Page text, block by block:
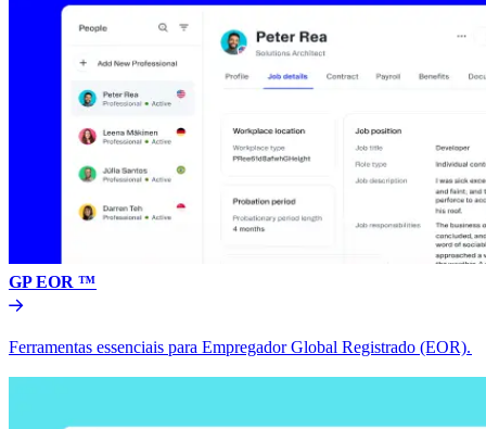
GP EOR ™​​
Ferramentas essenciais para Empregador Global Registrado (EOR).​​